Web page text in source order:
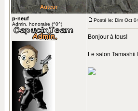
Auteur
p-neuf
Admin. honoraire (^0^)
Posté le: Dim Oct
Bonjour à tous!
Le salon